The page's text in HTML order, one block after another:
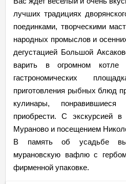
лучших традициях
поединками, творческими
народных промыслов и
дегустацией Большой
варить в огромном
гастрономических
приготовления рыбных блюд
кулинары,
приобрести. С экскурсией
Мураново и посещением
В память об усадьбе вы
мурановскую вафлю с
фирменной упаковке.